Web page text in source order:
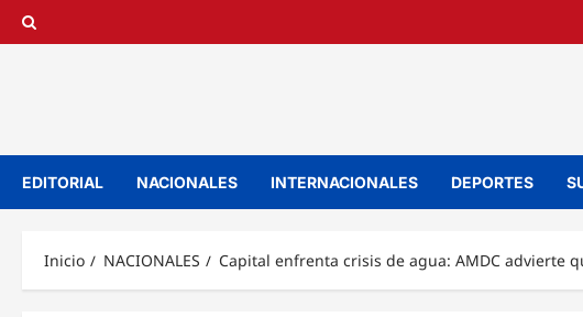
Saltar
EDITORIAL NACIONALES INTERNACIONALES DEPORTES
Inicio NACIONALES Capital enfrenta crisis de agua: AMDC advierte